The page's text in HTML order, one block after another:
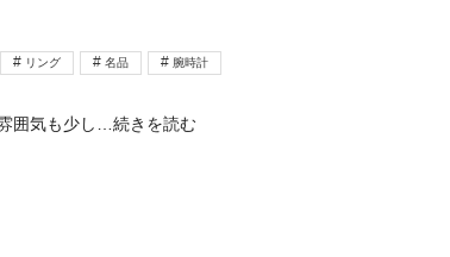
リング 名品 腕時計
囲気も少し …続きを読む